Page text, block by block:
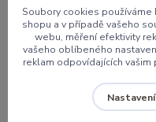
Soubory cookies
shopu a v případě vašeho
webu, měření efektivity
vašeho oblíbeného
reklam odpovídajících vašim
Nastavení